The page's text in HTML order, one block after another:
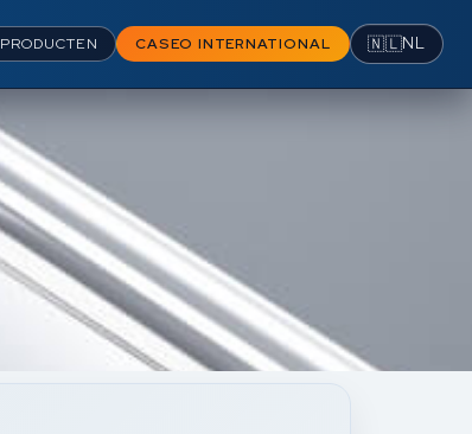
PRODUCTEN CASEO INTERNATIONAL 🇳🇱NL